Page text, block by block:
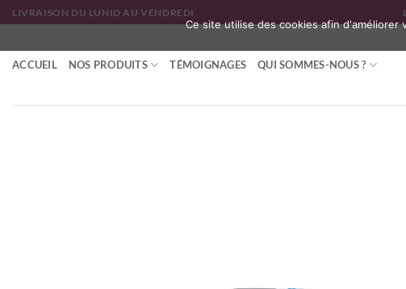
Passer
au
contenu
LIVRAISON DU LUNID AU VENDREDI
ACCUEIL NOS PRODUITS TÉMOIGNAGES QUI SOMMES-NOUS ?
Ce site utilise des cookies afin